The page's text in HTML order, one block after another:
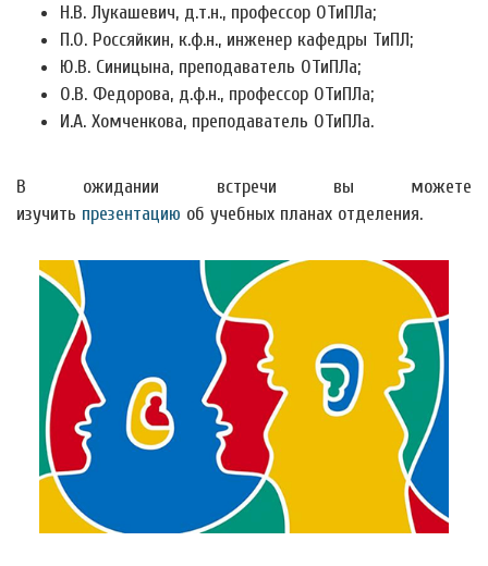
Н.В. Лукашевич, д.т.н., профессор ОТиПЛа;
П.О. Россяйкин, к.ф.н., инженер кафедры ТиПЛ;
Ю.В. Синицына, преподаватель ОТиПЛа;
О.В. Федорова, д.ф.н., профессор ОТиПЛа;
И.А. Хомченкова, преподаватель ОТиПЛа.
В ожидании встречи вы можете
изучить презентацию об учебных планах отделения.